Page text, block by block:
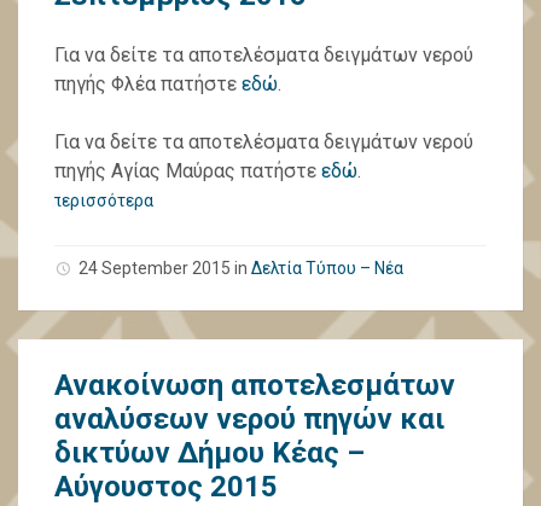
Για να δείτε τα αποτελέσματα δειγμάτων νερού
πηγής Φλέα πατήστε εδώ.
Για να δείτε τα αποτελέσματα δειγμάτων νερού
πηγής Αγίας Μαύρας πατήστε εδώ.
περισσότερα
24 September 2015 in Δελτία Τύπου – Νέα
Ανακοίνωση αποτελεσμάτων
αναλύσεων νερού πηγών και
δικτύων Δήμου Κέας –
Αύγουστος 2015